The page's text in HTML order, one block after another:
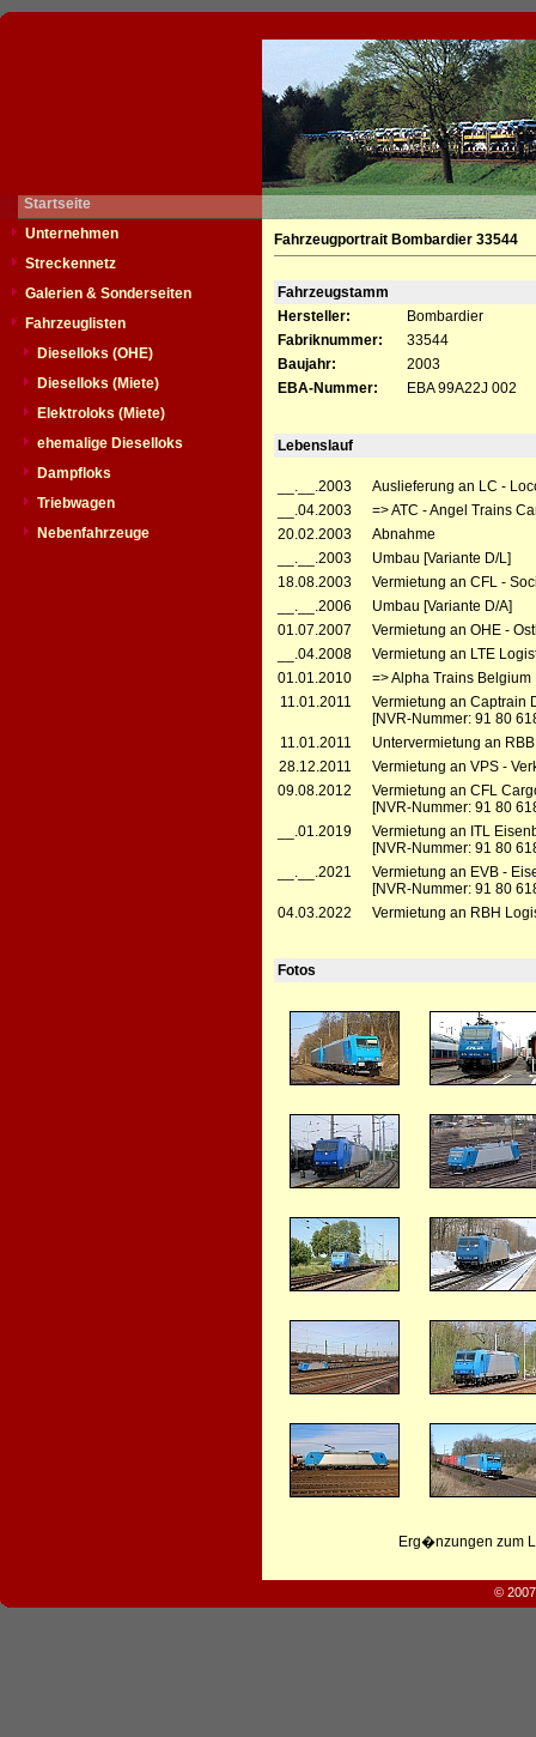
Startseite
Unternehmen
Streckennetz
Galerien & Sonderseiten
Fahrzeuglisten
Dieselloks (OHE)
Dieselloks (Miete)
Elektroloks (Miete)
ehemalige Dieselloks
Dampfloks
Triebwagen
Nebenfahrzeuge
Fahrzeugportrait Bombardier 33544
Fahrzeugstamm
Hersteller:
Bombardier
Fabriknummer:
33544
Baujahr:
2003
EBA-Nummer:
EBA 99A22J 002
Lebenslauf
__.__.2003
Auslieferung an LC -
__.04.2003
=> ATC - Angel Trains
20.02.2003
Abnahme
__.__.2003
Umbau [Variante D/L]
18.08.2003
Vermietung an CFL -
__.__.2006
Umbau [Variante D/A]
01.07.2007
Vermietung an OHE -
__.04.2008
Vermietung an LTE
01.01.2010
=> Alpha Trains
11.01.2011
Vermietung an Captrain
[NVR-Nummer: 91 80
11.01.2011
Untervermietung an
28.12.2011
Vermietung an VPS -
09.08.2012
Vermietung an CFL
[NVR-Nummer: 91 80
__.01.2019
Vermietung an ITL
[NVR-Nummer: 91 80
__.__.2021
Vermietung an EVB -
[NVR-Nummer: 91 80
04.03.2022
Vermietung an RBH
Fotos
Erg�nzungen zum
©